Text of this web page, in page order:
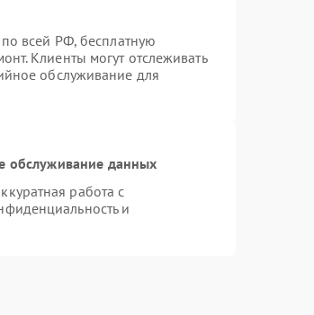
всей РФ, бесплатную
Клиенты могут отслеживать
обслуживание для
обслуживание данных
работа с
и